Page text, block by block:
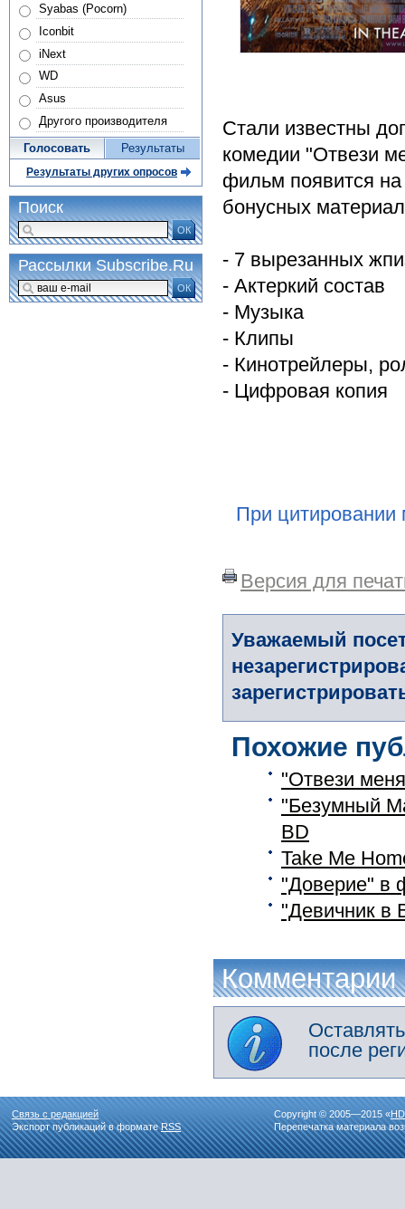
Стали известны
комедии "Отвези
фильм появится
бонусных
- 7 вырезанных
- Актеркий состав
- Музыка
- Клипы
- Кинотрейлеры,
- Цифровая копия
При цитировании
Версия для
Уважаемый
Похожие
"Отвези
"Безумный
ВD
Take Me
"Доверие" в
"Девичник в
Комментарии
после
Syabas (Pocorn)
Iconbit
iNext
WD
Asus
Другого производителя
Голосовать Результаты
Результаты других опросов
Поиск
ОК
Рассылки Subscribe.Ru
ОК
Связь с редакцией
Экспорт публикаций в форматеRSS
Copyright © 2005—2015 «
Перепечатка материала